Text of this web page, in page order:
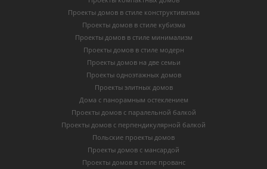
Проекты домов в стиле конструктивизма
Проекты домов в стиле кубизма
Проекты домов в стиле минимализм
Проекты домов в стиле модерн
Проекты домов на две семьи
Проекты одноэтажных домов
Проекты элитных домов
Дома с панорамным остеклением
Проекты домов с паралельной балкой
Проекты домов с перпендикулярной балкой
Польские проекты домов
Проекты домов с мансардой
Проекты домов в стиле прованс